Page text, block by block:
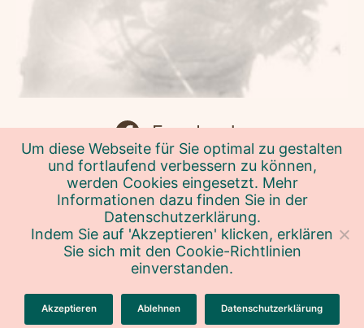
Facebook
Datenschutzerklärung
© 2026Eva Krapp
Um diese Webseite für Sie optimal zu gestalten
und fortlaufend verbessern zu können,
werden Cookies eingesetzt. Mehr
Informationen dazu finden Sie in der
Datenschutzerklärung.
Indem Sie auf 'Akzeptieren' klicken, erklären
Sie sich mit den Cookie-Richtlinien
einverstanden.
Akzeptieren Ablehnen Datenschutzerklärung